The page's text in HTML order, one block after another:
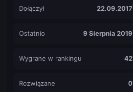
Dołączył 22.09.2017
Ostatnio 9 Sierpnia 2019
Wygrane w rankingu 42
Rozwiązane 0